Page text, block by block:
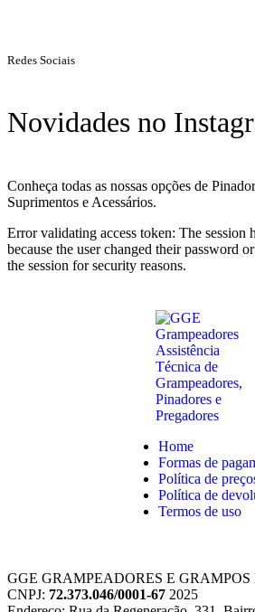
Redes Sociais
Novidades no
Conheça todas as nossas opções de
Suprimentos e Acessários.
Error validating access token: The session
because the user changed their password
the session for security reasons.
Home
Formas de
Política de
Política de
Termos de uso
GGE GRAMPEADORES E
CNPJ: 72.373.046/0001-67 2025